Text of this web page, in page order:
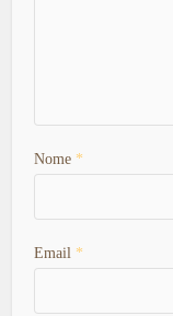
Nome *
Email *